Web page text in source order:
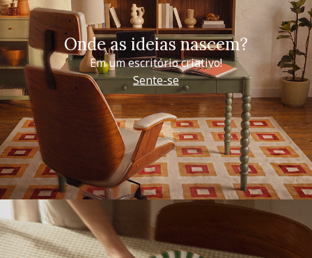
Onde as ideias nascem?
Em um escritório criativo!
Sente-se